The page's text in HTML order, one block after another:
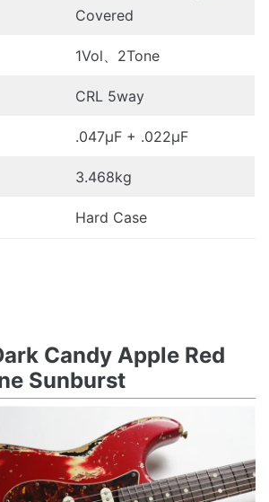
Covered
1Vol、2Tone
CRL 5way
.047μF + .022μF
3.468kg
Hard Case
Candy Apple Red
Sunburst